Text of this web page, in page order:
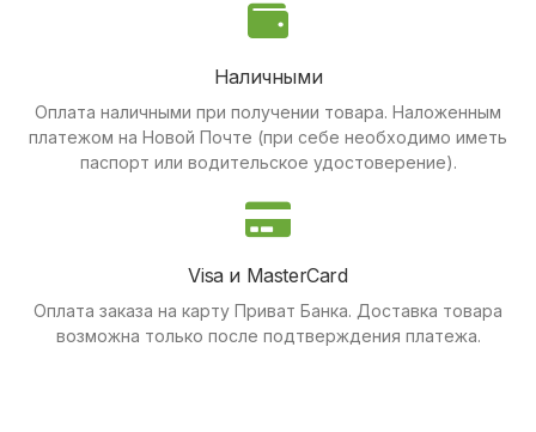
Наличными
Оплата наличными при получении товара. Наложенным
платежом на Новой Почте (при себе необходимо иметь
паспорт или водительское удостоверение).
Visa и MasterCard
Оплата заказа на карту Приват Банка. Доставка товара
возможна только после подтверждения платежа.